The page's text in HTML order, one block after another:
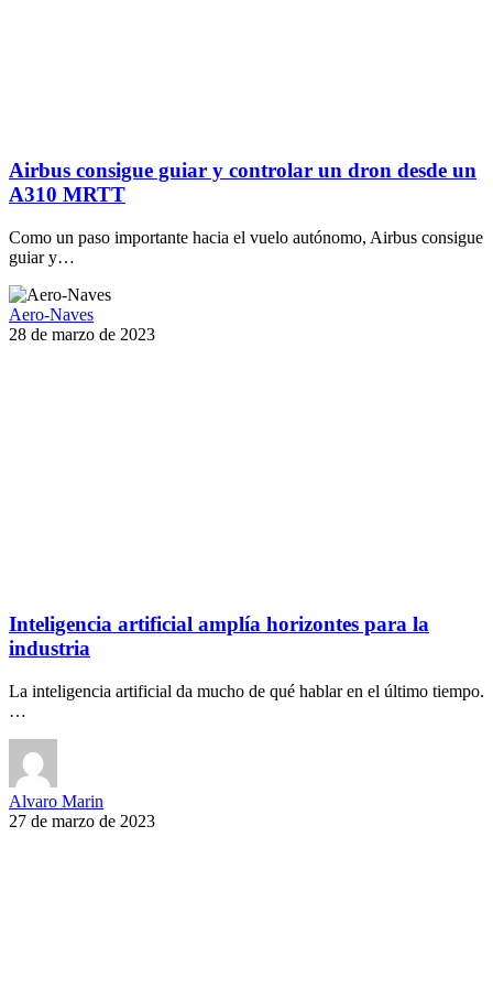
Airbus consigue guiar y controlar un dron desde un
A310 MRTT
Como un paso importante hacia el vuelo autónomo, Airbus consigue
guiar y…
Aero-Naves
28 de marzo de 2023
Inteligencia artificial amplía horizontes para la
industria
La inteligencia artificial da mucho de qué hablar en el último tiempo.
…
Alvaro Marin
27 de marzo de 2023